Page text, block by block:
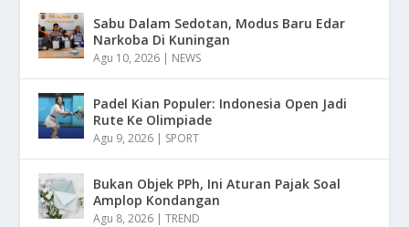
Sabu Dalam Sedotan, Modus Baru Edar
Narkoba Di Kuningan
Agu 10, 2026 | NEWS
Padel Kian Populer: Indonesia Open Jadi
Rute Ke Olimpiade
Agu 9, 2026 | SPORT
Bukan Objek PPh, Ini Aturan Pajak Soal
Amplop Kondangan
Agu 8, 2026 |TREND